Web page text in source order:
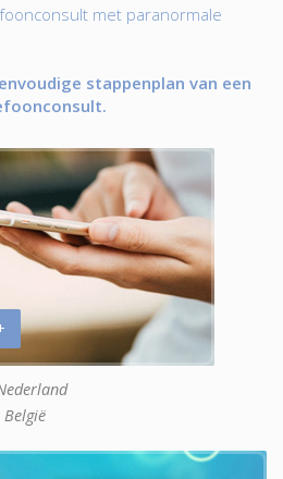
met paranormale
stappenplan van een